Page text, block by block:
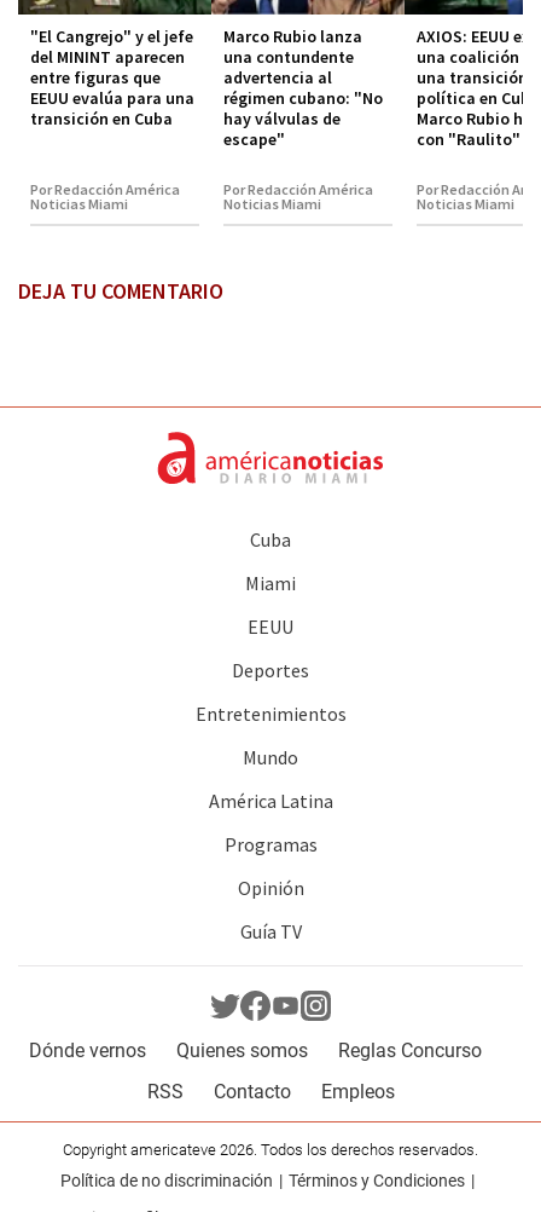
"El Cangrejo" y el jefe
del MININT aparecen
entre figuras que
EEUU evalúa para una
transición en Cuba
Por Redacción América
Noticias Miami
Marco Rubio lanza
una contundente
advertencia al
régimen cubano: "No
hay válvulas de
escape"
Por Redacción América
Noticias Miami
AXIOS: EEUU
una coalición
una transición
política en
Marco Rubio
con "Raulito"
Por Redacción
Noticias Miami
DEJA TU COMENTARIO
Cuba
Miami
EEUU
Deportes
Entretenimientos
Mundo
América Latina
Programas
Opinión
Guía TV
Dónde vernos Quienes somos
Reglas Concurso
RSS
Contacto Empleos
Copyright americateve 2026. Todos los derechos reservados.
Política de no discriminación
Términos y Condiciones